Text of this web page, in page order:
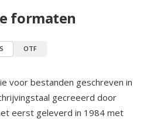
formaten
OTF
voor bestanden geschreven in
gecreeerd door
eerst geleverd in 1984 met